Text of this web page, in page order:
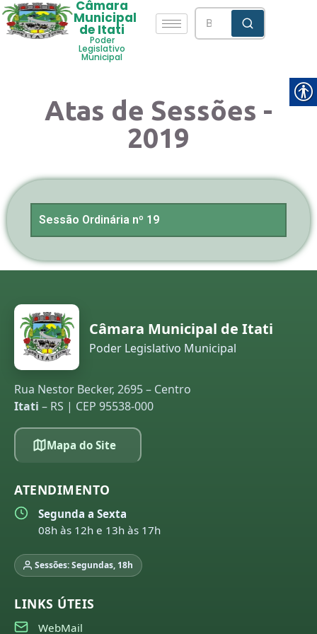
Câmara
Municipal
de Itati
Poder
Legislativo
Municipal
Atas de Sessões -
2019
Sessão Ordinária nº 19
Câmara Municipal de Itati
Poder Legislativo Municipal
Rua Nestor Becker, 2695 – Centro
Itati – RS | CEP 95538-000
Mapa do Site
ATENDIMENTO
Segunda a Sexta
08h às 12h e 13h às 17h
Sessões: Segundas, 18h
LINKS ÚTEIS
WebMail